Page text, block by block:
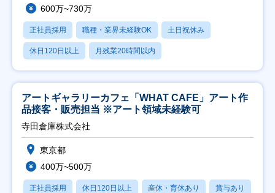
600万~730万
正社員採用 職種・業界未経験OK 土日祝休み
休日120日以上 月残業20時間以内
アートギャラリーカフェ「WHAT CAFE」アート作
品接客・販売担当 ※アート領域未経験可
寺田倉庫株式会社
東京都
400万~500万
正社員採用 休日120日以上 産休・育休あり 賞与あり